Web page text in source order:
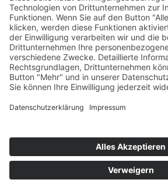
Service
Sitemap
Impressum
Datenschutz
Social Media
Facebook
Instagram
YouTube
Bei Fragen zu einer Stellenausschreibung